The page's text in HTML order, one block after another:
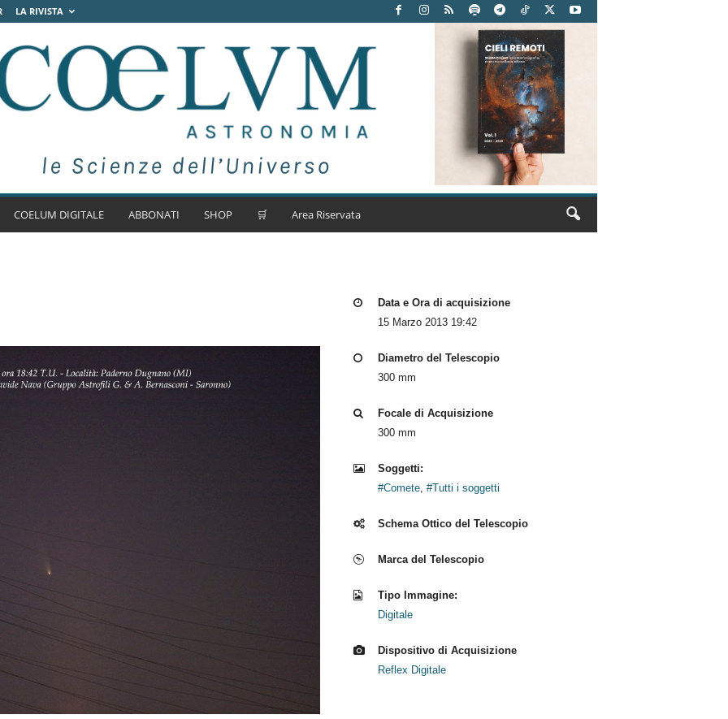
LA RIVISTA
COELUM DIGITALE ABBONATI SHOP 🛒 Area Riservata
Data e Ora di acquisizione
15 Marzo 2013 19:42
Diametro del Telescopio
300 mm
Focale di Acquisizione
300 mm
Soggetti:
#Comete, #Tutti i soggetti
Schema Ottico del Telescopio
Marca del Telescopio
Tipo Immagine:
Digitale
Dispositivo di Acquisizione
Reflex Digitale